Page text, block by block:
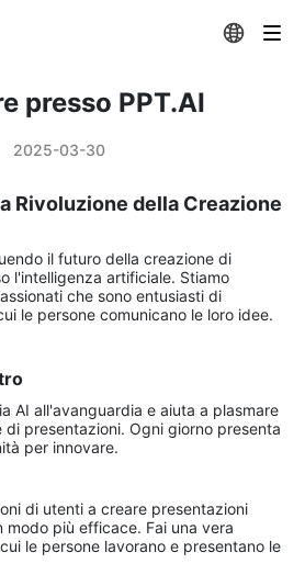
presso PPT.AI
2025-03-30
Rivoluzione della Creazione
il futuro della creazione di
l'intelligenza artificiale. Stiamo
che sono entusiasti di
le persone comunicano le loro idee.
AI all'avanguardia e aiuta a plasmare
di presentazioni. Ogni giorno presenta
per innovare.
di utenti a creare presentazioni
modo più efficace. Fai una vera
le persone lavorano e presentano le